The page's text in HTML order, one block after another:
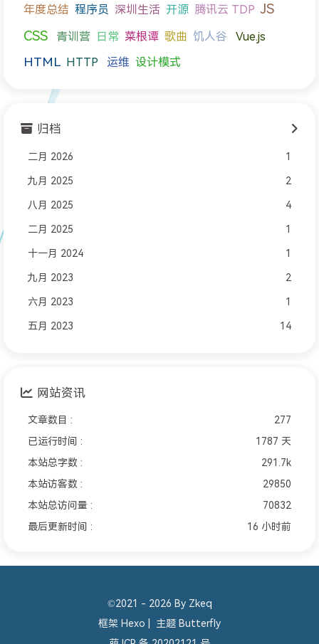
年度总结 程序员 深圳生活 开源 腾讯云 TDP JS
CSS
青训营 日常 菜根谭 歌曲 饥人谷 Vue.js
HTML HTTP 运维 设计模式
归档
二月 2026 1
九月 2025 2
八月 2025 4
二月 2025 1
十一月 2024 1
九月 2023 2
六月 2023 1
五月 2023 14
网站资讯
文章数目 :
277
已运行时间 :
1787 天
本站总字数 :
291.7k
本站访客数 :
29850
本站总访问量 :
70832
最后更新时间 :
16 小时前
©2021 - 2026 By Zkeq
框架 Hexo 主题 Butterfly